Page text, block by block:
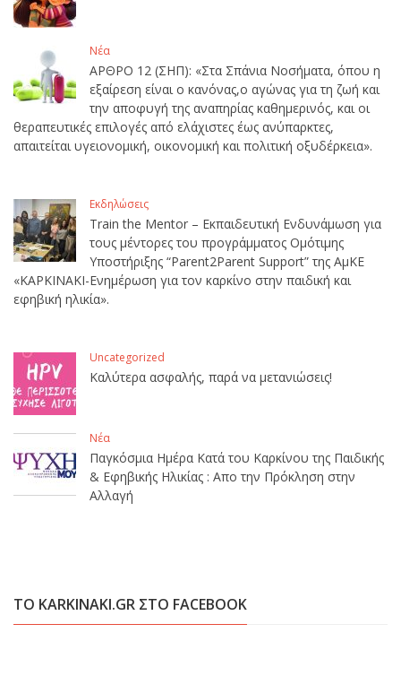
Νέα
ΑΡΘΡΟ 12 (ΣΗΠ): «Στα Σπάνια Νοσήματα, όπου η
εξαίρεση είναι ο κανόνας,ο αγώνας για τη ζωή και
την αποφυγή της αναπηρίας καθημερινός, και οι
θεραπευτικές επιλογές από ελάχιστες έως ανύπαρκτες,
απαιτείται υγειονομική, οικονομική και πολιτική οξυδέρκεια».
Εκδηλώσεις
Train the Mentor – Εκπαιδευτική Ενδυνάμωση για
τους μέντορες του προγράμματος Ομότιμης
Υποστήριξης “Parent2Parent Support” της ΑμΚΕ
«ΚΑΡΚΙΝΑΚΙ-Ενημέρωση για τον καρκίνο στην παιδική και
εφηβική ηλικία».
Uncategorized
Καλύτερα ασφαλής, παρά να μετανιώσεις!
Νέα
Παγκόσμια Ημέρα Κατά του Καρκίνου της Παιδικής
& Εφηβικής Ηλικίας : Απο την Πρόκληση στην
Αλλαγή
ΤΟ KARKINAKI.GR ΣΤΟ FACEBOOK